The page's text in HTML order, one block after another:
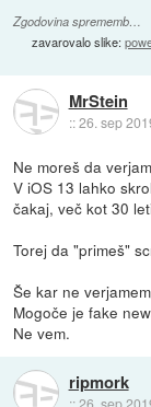
Zgodovina sprememb…
zavarovalo slike:
MrStein
::26. sep
Ne moreš da
V iOS 13 lahko
čakaj, več kot 30
Torej da "primeš"
Še kar ne
Mogoče je fake
Ne vem.
ripmork